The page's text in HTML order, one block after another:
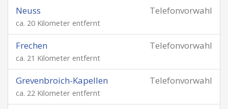
Telefonvorwahl
Neuss
ca. 20 Kilometer entfernt
Telefonvorwahl
Frechen
ca. 21 Kilometer entfernt
Telefonvorwahl
Grevenbroich-Kapellen
ca. 22 Kilometer entfernt